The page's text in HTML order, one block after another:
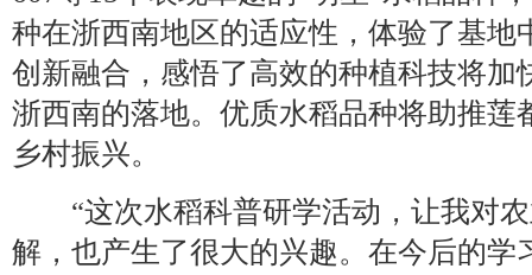
种在浙西南地区的适应性，体验了基地
创新融合，感悟了高效的种植科技将加
浙西南的落地。优质水稻品种将助推莲
乡村振兴。
“这次水稻科普研学活动，让我对农
解，也产生了很大的兴趣。在今后的学